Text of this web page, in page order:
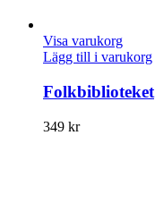
Visa varukorg
Lägg till i varukorg
Folkbiblioteket
349 kr